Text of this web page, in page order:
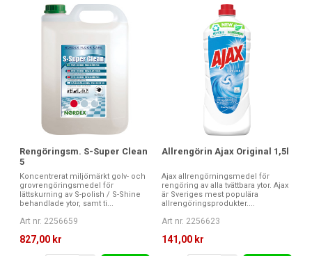
Rengöringsm. S-Super Clean
5
Koncentrerat miljömärkt golv- och
grovrengöringsmedel för
lättskurning av S-polish / S-Shine
behandlade ytor, samt ti...
Art nr. 2256659
827,00 kr
Allrengörin Ajax Original 1,5l
Ajax allrengörningsmedel för
rengöring av alla tvättbara ytor. Ajax
är Sveriges mest populära
allrengöringsprodukter....
Art nr. 2256623
141,00 kr